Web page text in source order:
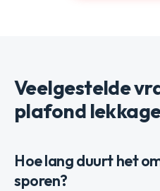
Veelgestelde
plafond
Hoe lang duurt het
sporen?